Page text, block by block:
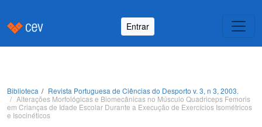
Entrar
Biblioteca
Revista Portuguesa de Ciências do Desporto v. 3, n 3, 2003.
Alterações Morfológicas e Biomecânicas no Músculo Quadriceps Femoris
em Crianças de Idade Escolar Durante a Execução de Exercícios Isométricos
e Isocinéticos